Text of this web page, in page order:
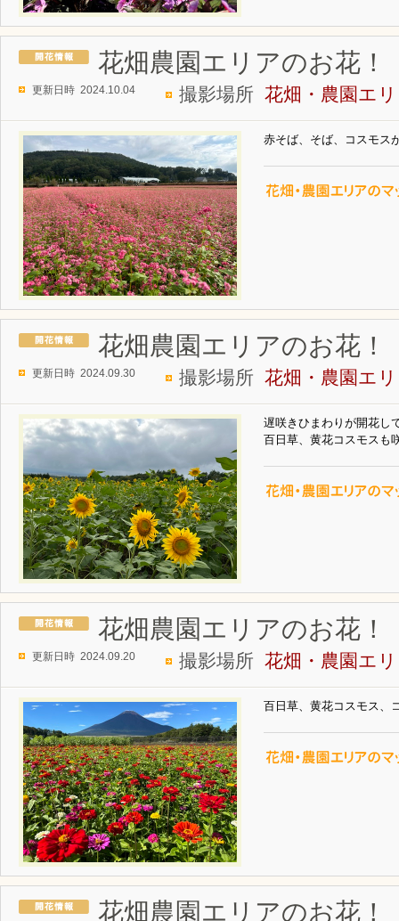
花畑農園エリアのお花！
更新日時 2024.10.04 撮影場所 花畑・農園エ
赤そば、そば、コスモス
花畑農園エリアのお花！
更新日時 2024.09.30 撮影場所 花畑・農園エ
遅咲きひまわりが開花し
百日草、黄花コスモスも
花畑農園エリアのお花！
更新日時 2024.09.20 撮影場所 花畑・農園エ
百日草、黄花コスモス、
花畑農園エリアのお花！